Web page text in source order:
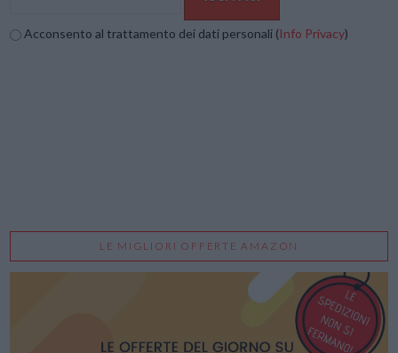
Acconsento al trattamento dei dati personali (Info Privacy)
LE MIGLIORI OFFERTE AMAZON